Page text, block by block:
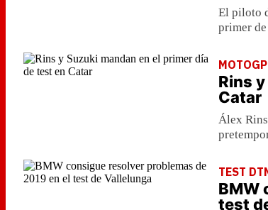
El piloto
primer
MOTOGP
Rins
Catar
Álex
TEST
BMW
test